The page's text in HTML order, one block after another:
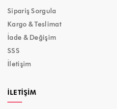
Sipariş Sorgula
Kargo & Teslimat
İade & Değişim
SSS
İletişim
İLETIŞIM